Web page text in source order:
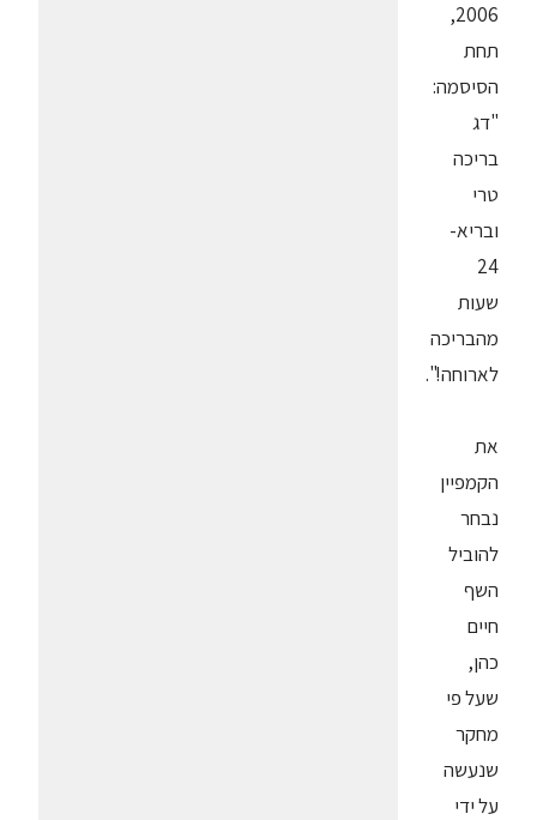
2006,
תחת
הסיסמה:
"דג
בריכה
טרי
ובריא-
24
שעות
מהבריכה
לארוחה!".
את
הקמפיין
נבחר
להוביל
השף
חיים
כהן,
שעל פי
מחקר
שנעשה
על ידי